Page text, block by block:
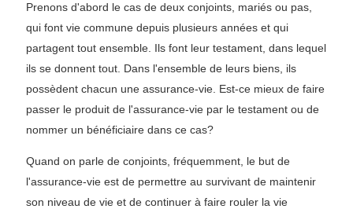
Prenons d'abord le cas de deux conjoints, mariés ou pas,
qui font vie commune depuis plusieurs années et qui
partagent tout ensemble. Ils font leur testament, dans lequel
ils se donnent tout. Dans l'ensemble de leurs biens, ils
possèdent chacun une assurance-vie. Est-ce mieux de faire
passer le produit de l'assurance-vie par le testament ou de
nommer un bénéficiaire dans ce cas?
Quand on parle de conjoints, fréquemment, le but de
l'assurance-vie est de permettre au survivant de maintenir
son niveau de vie et de continuer à faire rouler la vie